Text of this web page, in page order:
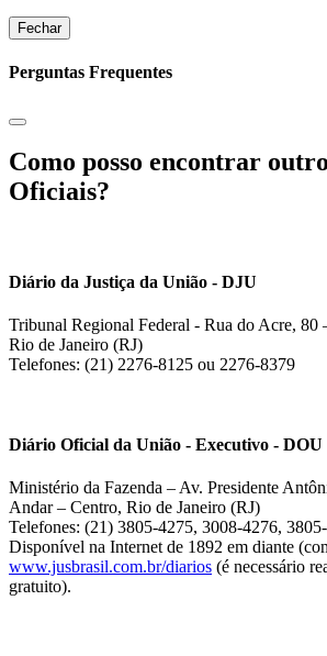
Fechar
Perguntas Frequentes
Como posso encontrar
Oficiais?
Diário da Justiça da União - DJU
Tribunal Regional Federal - Rua do Acre, 80
Rio de Janeiro (RJ)
Telefones: (21) 2276-8125 ou 2276-8379
Diário Oficial da União - Executivo - DOU
Ministério da Fazenda – Av. Presidente
Andar – Centro, Rio de Janeiro (RJ)
Telefones: (21) 3805-4275, 3008-4276,
Disponível na Internet de 1892 em diante
www.jusbrasil.com.br/diarios (é necessário
gratuito).